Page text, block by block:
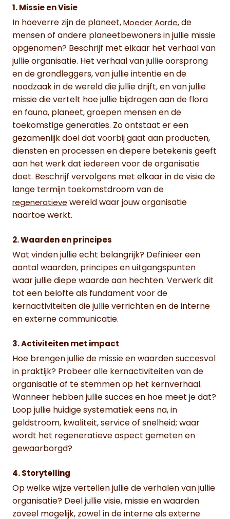
1. Missie en Visie
In hoeverre zijn de planeet, Moeder Aarde, de
mensen of andere planeetbewoners in jullie missie
opgenomen? Beschrijf met elkaar het verhaal van
jullie organisatie. Het verhaal van jullie oorsprong
en de grondleggers, van jullie intentie en de
noodzaak in de wereld die jullie drijft, en van jullie
missie die vertelt hoe jullie bijdragen aan de flora
en fauna, planeet, groepen mensen en de
toekomstige generaties. Zo ontstaat er een
gezamenlijk doel dat voorbij gaat aan producten,
diensten en processen en diepere betekenis geeft
aan het werk dat iedereen voor de organisatie
doet. Beschrijf vervolgens met elkaar in de visie de
lange termijn toekomstdroom van de
regeneratieve wereld waar jouw organisatie
naartoe werkt.
2. Waarden en principes
Wat vinden jullie echt belangrijk? Definieer een
aantal waarden, principes en uitgangspunten
waar jullie diepe waarde aan hechten. Verwerk dit
tot een belofte als fundament voor de
kernactiviteiten die jullie verrichten en de interne
en externe communicatie.
3. Activiteiten met impact
Hoe brengen jullie de missie en waarden succesvol
in praktijk? Probeer alle kernactiviteiten van de
organisatie af te stemmen op het kernverhaal.
Wanneer hebben jullie succes en hoe meet je dat?
Loop jullie huidige systematiek eens na, in
geldstroom, kwaliteit, service of snelheid; waar
wordt het regeneratieve aspect gemeten en
gewaarborgd?
4. Storytelling
Op welke wijze vertellen jullie de verhalen van jullie
organisatie? Deel jullie visie, missie en waarden
zoveel mogelijk, zowel in de interne als externe